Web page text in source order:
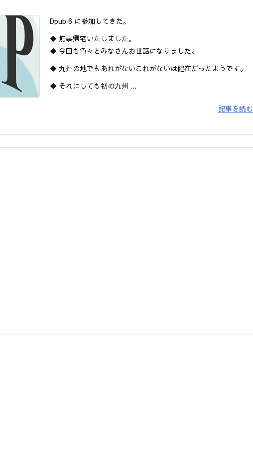
Dpub 6 に参加してきた。
◆ 無事帰宅いたしました。
◆ 今回も色々とみなさんお世話になりました。
◆ 九州の地でもあれがないこれがないは健在だったようです。
◆ それにしても初の九州 ...
記事を読む